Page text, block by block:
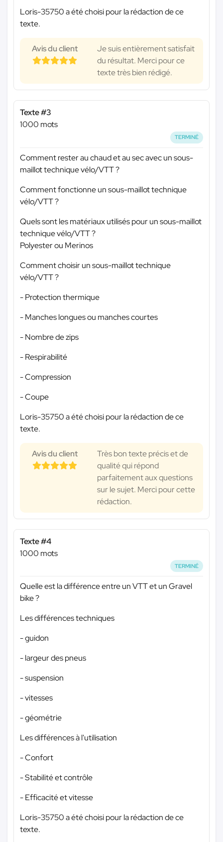
Loris-35750 a été choisi pour la rédaction de ce
texte.
Avis du client
Je suis entièrement satisfait
du résultat. Merci pour ce
texte très bien rédigé.
Texte #3
1000 mots
TERMINÉ
Comment rester au chaud et au sec avec un sous-
maillot technique vélo/VTT ?
Comment fonctionne un sous-maillot technique
vélo/VTT ?
Quels sont les matériaux utilisés pour un sous-maillot
technique vélo/VTT ?
Polyester ou Merinos
Comment choisir un sous-maillot technique
vélo/VTT ?
- Protection thermique
- Manches longues ou manches courtes
- Nombre de zips
- Respirabilité
- Compression
- Coupe
Loris-35750 a été choisi pour la rédaction de ce
texte.
Avis du client
Très bon texte précis et de
qualité qui répond
parfaitement aux questions
sur le sujet. Merci pour cette
rédaction.
Texte #4
1000 mots
TERMINÉ
Quelle est la différence entre un VTT et un Gravel
bike ?
Les différences techniques
- guidon
- largeur des pneus
- suspension
- vitesses
- géométrie
Les différences à l'utilisation
- Confort
- Stabilité et contrôle
- Efficacité et vitesse
Loris-35750 a été choisi pour la rédaction de ce
texte.